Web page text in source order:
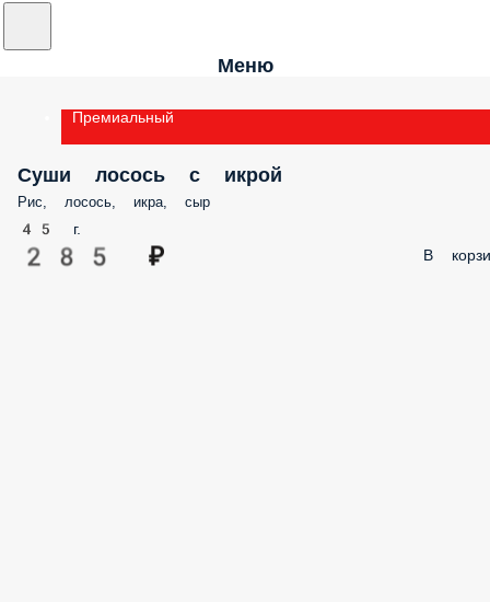
Меню
Премиальный
Суши лосось с икрой
Рис, лосось, икра, сыр
45 г.
285 ₽ В